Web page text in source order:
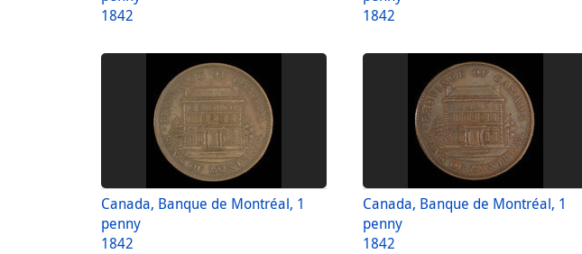
1842
1842
Canada, Banque de Montréal, 1
penny
1842
Canada, Banque de Montréal, 1
penny
1842